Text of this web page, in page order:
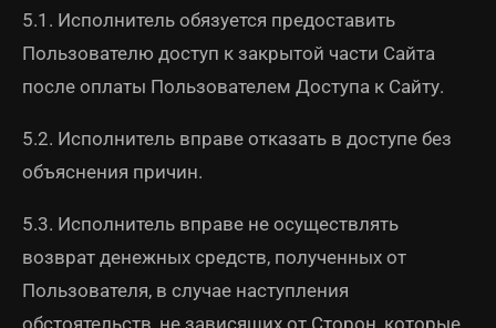
5.1. Исполнитель обязуется предоставить
Пользователю доступ к закрытой части Сайта
после оплаты Пользователем Доступа к Сайту.
5.2. Исполнитель вправе отказать в доступе без
объяснения причин.
5.3. Исполнитель вправе не осуществлять
возврат денежных средств, полученных от
Пользователя, в случае наступления
обстоятельств, не зависящих от Сторон, которые